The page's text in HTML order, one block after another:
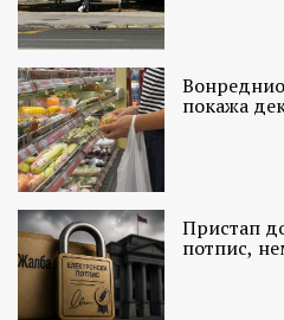
покажа
Пристап
потпис,